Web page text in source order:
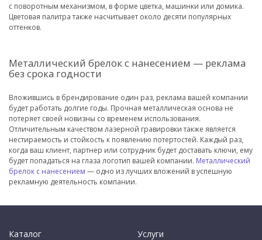
с поворотным механизмом, в форме цветка, машинки или домика.
Цветовая палитра также насчитывает около десяти популярных
оттенков.
Металлический брелок с нанесением — реклама
без срока годности
Вложившись в брендирование один раз, реклама вашей компании
будет работать долгие годы. Прочная металлическая основа не
потеряет своей новизны со временем использования.
Отличительным качеством лазерной гравировки также является
нестираемость и стойкость к появлению потертостей. Каждый раз,
когда ваш клиент, партнер или сотрудник будет доставать ключи, ему
будет попадаться на глаза логотип вашей компании. Металлический
брелок с нанесением — одно из лучших вложений в успешную
рекламную деятельность компании.
Каталог Услуги